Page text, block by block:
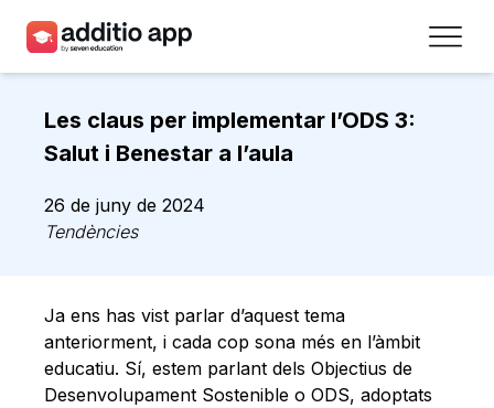
Centres
Recursos
Plans
Accés
Registra’t
Les claus per implementar l’ODS 3:
Salut i Benestar a l’aula
26 de juny de 2024
Tendències
Ja ens has vist parlar d’aquest tema
anteriorment, i cada cop sona més en l’àmbit
educatiu. Sí, estem parlant dels Objectius de
Desenvolupament Sostenible o ODS, adoptats